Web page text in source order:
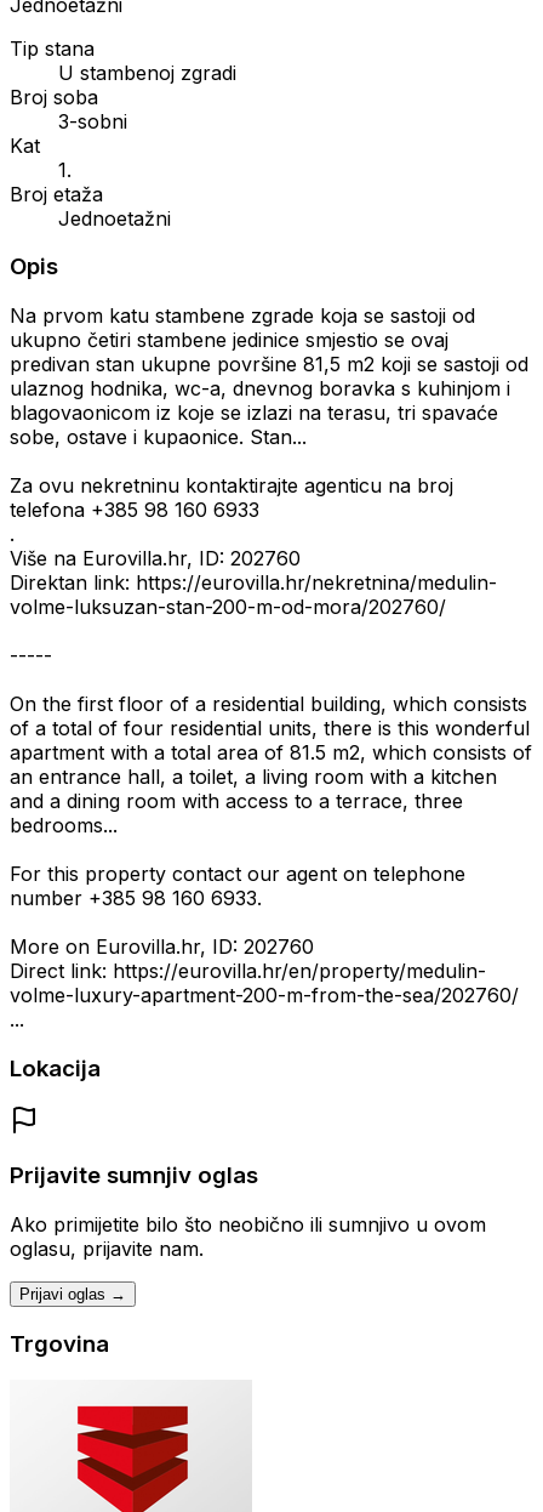
Tip stana
U stambenoj zgradi
Broj soba
3-sobni
Kat
1.
Broj etaža
Jednoetažni
Opis
Na prvom katu stambene zgrade koja se sastoji od
ukupno četiri stambene jedinice smjestio se ovaj
predivan stan ukupne površine 81,5 m2 koji se sastoji od
ulaznog hodnika, wc-a, dnevnog boravka s kuhinjom i
blagovaonicom iz koje se izlazi na terasu, tri spavaće
sobe, ostave i kupaonice. Stan...
Za ovu nekretninu kontaktirajte agenticu na broj
telefona +385 98 160 6933
.
Više na Eurovilla.hr, ID: 202760
Direktan link: https://eurovilla.hr/nekretnina/medulin-
volme-luksuzan-stan-200-m-od-mora/202760/
-----
On the first floor of a residential building, which consists
of a total of four residential units, there is this wonderful
apartment with a total area of 81.5 m2, which consists of
an entrance hall, a toilet, a living room with a kitchen
and a dining room with access to a terrace, three
bedrooms...
For this property contact our agent on telephone
number +385 98 160 6933.
More on Eurovilla.hr, ID: 202760
Direct link: https://eurovilla.hr/en/property/medulin-
volme-luxury-apartment-200-m-from-the-sea/202760/
...
Lokacija
Prijavite sumnjiv oglas
Ako primijetite bilo što neobično ili sumnjivo u ovom
oglasu, prijavite nam.
Prijavi oglas →
Trgovina